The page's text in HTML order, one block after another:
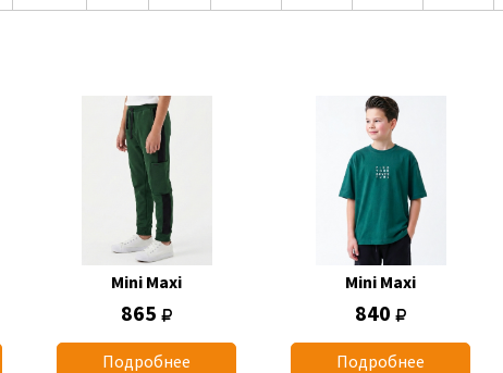
Mini Maxi
865
Подробнее
Mini Maxi
840
Подробнее